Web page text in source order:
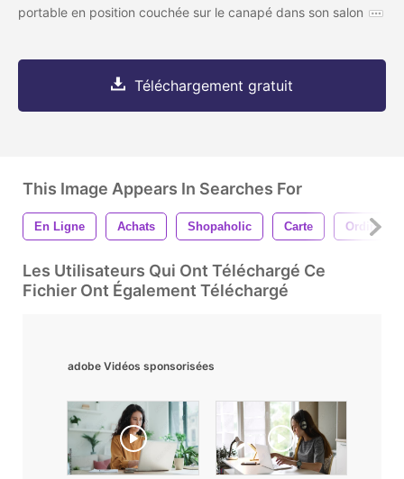
portable en position couchée sur le canapé dans son salon
Téléchargement gratuit
This Image Appears In Searches For
En Ligne Achats Shopaholic Carte Ordinateur
Les Utilisateurs Qui Ont Téléchargé Ce
Fichier Ont Également Téléchargé
adobe Vidéos sponsorisées